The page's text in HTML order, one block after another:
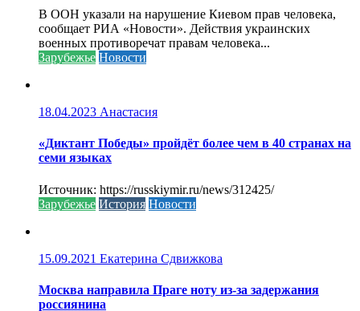
В ООН указали на нарушение Киевом прав человека,
сообщает РИА «Новости». Действия украинских
военных противоречат правам человека...
Зарубежье Новости
18.04.2023 Анастасия
«Диктант Победы» пройдёт более чем в 40 странах на
семи языках
Источник: https://russkiymir.ru/news/312425/
Зарубежье История Новости
15.09.2021 Екатерина Сдвижкова
Москва направила Праге ноту из-за задержания
россиянина